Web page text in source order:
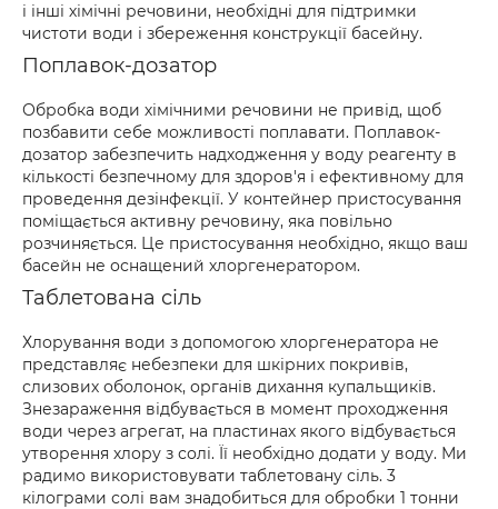
і інші хімічні речовини, необхідні для підтримки
чистоти води і збереження конструкції басейну.
Поплавок-дозатор
Обробка води хімічними речовини не привід, щоб
позбавити себе можливості поплавати. Поплавок-
дозатор забезпечить надходження у воду реагенту в
кількості безпечному для здоров'я і ефективному для
проведення дезінфекції. У контейнер пристосування
поміщається активну речовину, яка повільно
розчиняється. Це пристосування необхідно, якщо ваш
басейн не оснащений хлоргенератором.
Таблетована сіль
Хлорування води з допомогою хлоргенератора не
представляє небезпеки для шкірних покривів,
слизових оболонок, органів дихання купальщиків.
Знезараження відбувається в момент проходження
води через агрегат, на пластинах якого відбувається
утворення хлору з солі. Її необхідно додати у воду. Ми
радимо використовувати таблетовану сіль. 3
кілограми солі вам знадобиться для обробки 1 тонни